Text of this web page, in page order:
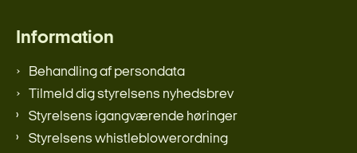
Information
Behandling af persondata
Tilmeld dig styrelsens nyhedsbrev
Styrelsens igangværende høringer
Styrelsens whistleblowerordning